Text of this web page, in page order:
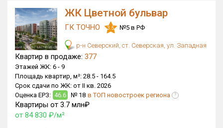
ЖК Цветной бульвар
ГК ТОЧНО 3.5 №5 в РФ
р-н Северский, ст. Северская, ул. Западная
Квартир в продаже: 377
Этажей ЖК: 6 - 9
Площадь квартир, м²: 28.5 - 164.5
Срок сдачи по ЖК: от II кв. 2026
Оценка ЕРЗ: 46.6 № 18 в ТОП новостроек региона ?
Квартиры от 3.7 млн₽
от 84 830 ₽/м²